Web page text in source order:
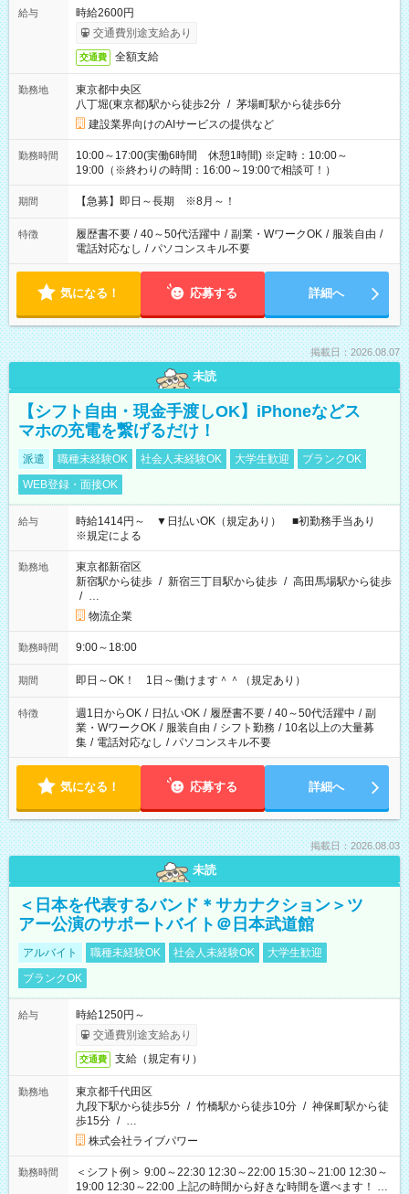
給与
時給2600円
交通費別途支給あり
交通費 全額支給
勤務地
東京都中央区
八丁堀(東京都)駅から徒歩2分 / 茅場町駅から徒歩6分
建設業界向けのAIサービスの提供など
勤務時間
10:00～17:00(実働6時間 休憩1時間) ※定時：10:00～
19:00（※終わりの時間：16:00～19:00で相談可！）
期間 【急募】即日～長期 ※8月～！
特徴 履歴書不要 / 40～50代活躍中 / 副業・WワークOK / 服装自由 /
電話対応なし / パソコンスキル不要
気になる！ 応募する 詳細へ
掲載日：2026.08.07
未読
【シフト自由・現金手渡しOK】iPhoneなどス
マホの充電を繋げるだけ！
派遣 職種未経験OK 社会人未経験OK 大学生歓迎
ブランクOK
WEB登録・面接OK
給与
時給1414円～ ▼日払いOK（規定あり） ■初勤務手当あり
※規定による
勤務地
東京都新宿区
新宿駅から徒歩 / 新宿三丁目駅から徒歩 / 高田馬場駅から徒歩
/ …
物流企業
勤務時間 9:00～18:00
期間 即日～OK！ 1日～働けます＾＾（規定あり）
特徴 週1日からOK / 日払いOK / 履歴書不要 / 40～50代活躍中 / 副
業・WワークOK / 服装自由 / シフト勤務 / 10名以上の大量募
集 / 電話対応なし / パソコンスキル不要
気になる！ 応募する 詳細へ
掲載日：2026.08.03
未読
＜日本を代表するバンド＊サカナクション＞ツ
アー公演のサポートバイト＠日本武道館
アルバイト 職種未経験OK 社会人未経験OK
大学生歓迎
ブランクOK
給与
時給1250円～
交通費別途支給あり
交通費 支給（規定有り）
勤務地
東京都千代田区
九段下駅から徒歩5分 / 竹橋駅から徒歩10分 / 神保町駅から徒
歩15分 / …
株式会社ライブパワー
勤務時間
＜シフト例＞ 9:00～22:30 12:30～22:00 15:30～21:00 12:30～
19:00 12:30～22:00 上記の時間から好きな時間を選べます！ ※